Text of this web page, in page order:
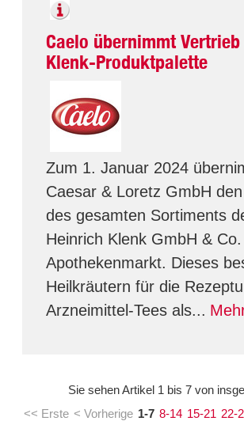
Caelo übernimmt
Klenk-Produktpalette
Zum 1. Januar 2024
Caesar & Loretz GmbH
des gesamten Sortiments
Heinrich Klenk GmbH &
Apothekenmarkt. Dieses
Heilkräutern für die
Arzneimittel-Tees als...
Sie sehen Artikel 1 bis 7 von
<< Erste < Vorherige 1-7 8-14 15-21 22-